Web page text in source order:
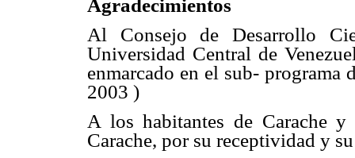
Agradecimientos
Al Consejo de Desarrollo
Universidad Central de
enmarcado en el sub- programa
2003 )
A los habitantes de Carache
Carache, por su receptividad y